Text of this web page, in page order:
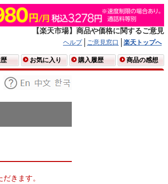
【楽天市場】商品や価格に関するご意見
ヘルプ ご意見窓口
楽天トップへ
お気に入り 購入履歴 商品の感想
きます。